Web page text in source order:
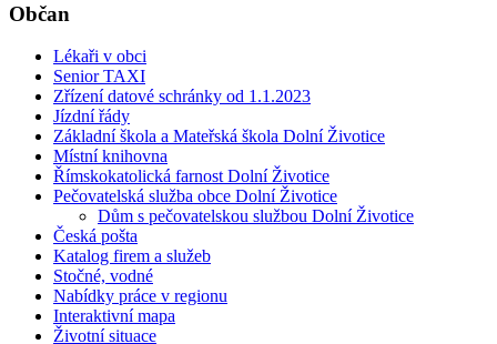
Občan
Lékaři v obci
Senior TAXI
Zřízení datové schránky od 1.1.2023
Jízdní řády
Základní škola a Mateřská škola Dolní Životice
Místní knihovna
Římskokatolická farnost Dolní Životice
Pečovatelská služba obce Dolní Životice
Dům s pečovatelskou službou Dolní Životice
Česká pošta
Katalog firem a služeb
Stočné, vodné
Nabídky práce v regionu
Interaktivní mapa
Životní situace